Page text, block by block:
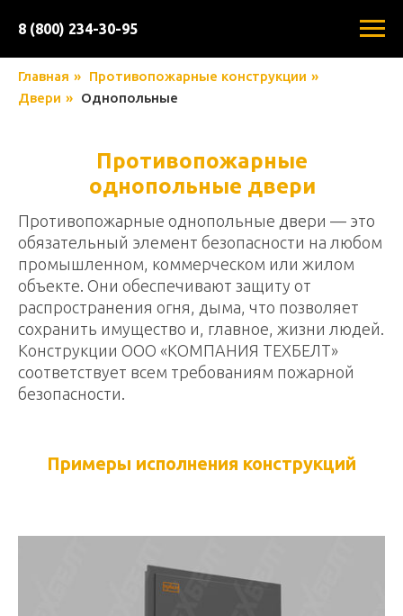
8 (800) 234-30-95
Главная » Противопожарные конструкции »
Двери » Однопольные
Противопожарные
однопольные двери
Противопожарные однопольные двери — это
обязательный элемент безопасности на любом
промышленном, коммерческом или жилом
объекте. Они обеспечивают защиту от
распространения огня, дыма, что позволяет
сохранить имущество и, главное, жизни людей.
Конструкции ООО «КОМПАНИЯ ТЕХБЕЛТ»
соответствует всем требованиям пожарной
безопасности.
Примеры исполнения конструкций